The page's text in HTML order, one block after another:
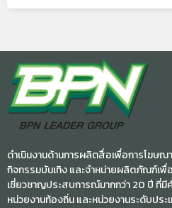
ดำเนินงานด้านการผลิตสื่อเพื่อการโฆษ
กิจกรรมบันเทิง และจำหน่ายผลิตภัณฑ์เ
เชี่ยวชาญประสบการณ์มากกว่า 20 ปี ที่
หน่วยงานท้องถิ่น และหน่วยงานระดับประ